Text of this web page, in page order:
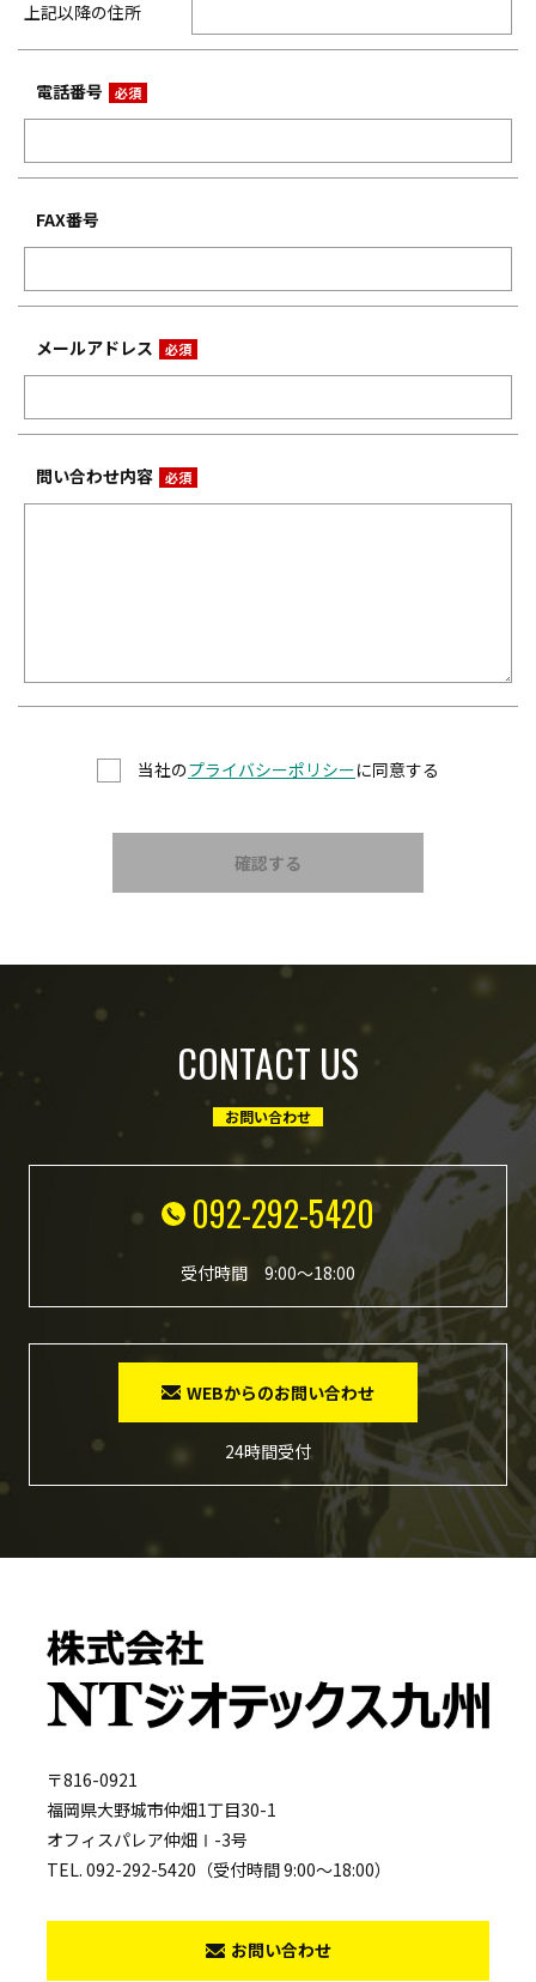
上記以降の住所
電話番号
FAX番号
メールアドレス
問い合わせ内容
当社のプライバシーポリシーに同意する
確認する
CONTACT US
お問い合わせ
092-292-5420
受付時間 9:00～18:00
WEBからのお問い合わせ
24時間受付
〒816-0921
福岡県大野城市仲畑1丁目30-1
オフィスパレア仲畑Ⅰ-3号
TEL. 092-292-5420（受付時間 9:00～18:00）
お問い合わせ